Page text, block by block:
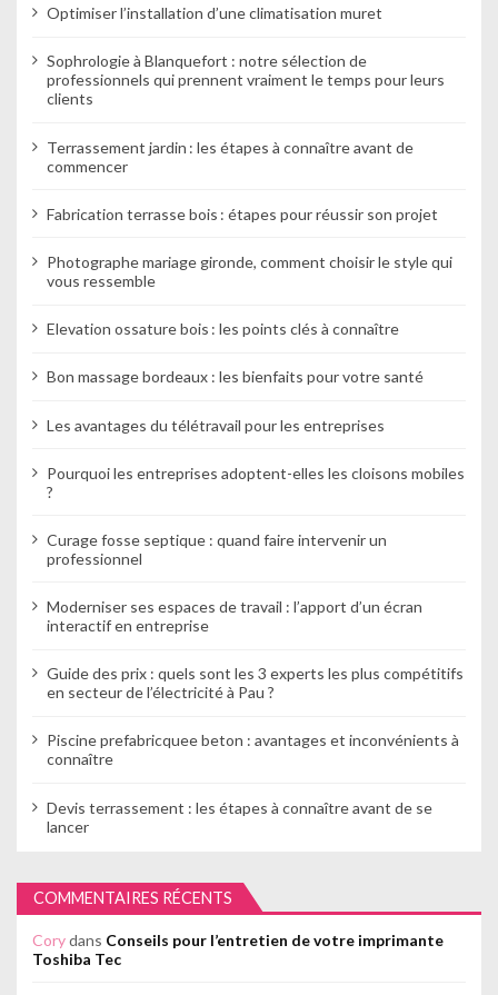
l
e
Optimiser l’installation d’une climatisation muret
Sophrologie à Blanquefort : notre sélection de
professionnels qui prennent vraiment le temps pour leurs
clients
Terrassement jardin : les étapes à connaître avant de
commencer
Fabrication terrasse bois : étapes pour réussir son projet
Photographe mariage gironde, comment choisir le style qui
vous ressemble
Elevation ossature bois : les points clés à connaître
Bon massage bordeaux : les bienfaits pour votre santé
Les avantages du télétravail pour les entreprises
Pourquoi les entreprises adoptent-elles les cloisons mobiles
?
Curage fosse septique : quand faire intervenir un
professionnel
Moderniser ses espaces de travail : l’apport d’un écran
interactif en entreprise
Guide des prix : quels sont les 3 experts les plus compétitifs
en secteur de l’électricité à Pau ?
Piscine prefabricquee beton : avantages et inconvénients à
connaître
Devis terrassement : les étapes à connaître avant de se
lancer
COMMENTAIRES RÉCENTS
Corydans Conseils pour l’entretien de votre imprimante
Toshiba Tec